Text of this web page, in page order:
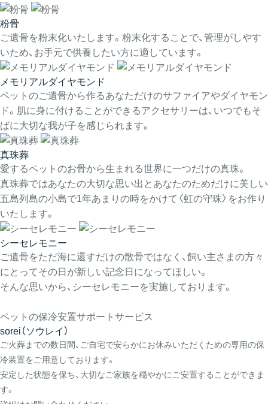
粉骨
ご遺骨を粉末化いたします。粉末化することで、管理がしやす
いため、お手元で供養したい方に適しています。
メモリアルダイヤモンド
ペットのご遺骨から作るあなただけのサファイアやダイヤモン
ド。肌に身に付けることができるアクセサリーは、いつでもそ
ばに大切な我が子を感じられます。
真珠葬
愛するペットのお骨から生まれる世界に一つだけの真珠。
真珠葬ではあなたの大切な思い出とあなたのためだけに美しい
五島列島の小島で1年あまりの時をかけて〈虹の守珠〉をお作り
いたします。
シーセレモニー
ご遺骨をただ海に還すだけの散骨ではなく、飼い主さまの方々
にとってその日が新しい記念日になってほしい。
そんな思いから、シーセレモニーを実施しております。
ペットの保冷安置サポートサービス
sorei（ソウレイ）
ご火葬までの数日間、ご自宅で安らかにお休みいただくための専用の保
冷装置をご用意しております。
安定した状態を保ち、大切なご家族を穏やかにご安置することができま
す。